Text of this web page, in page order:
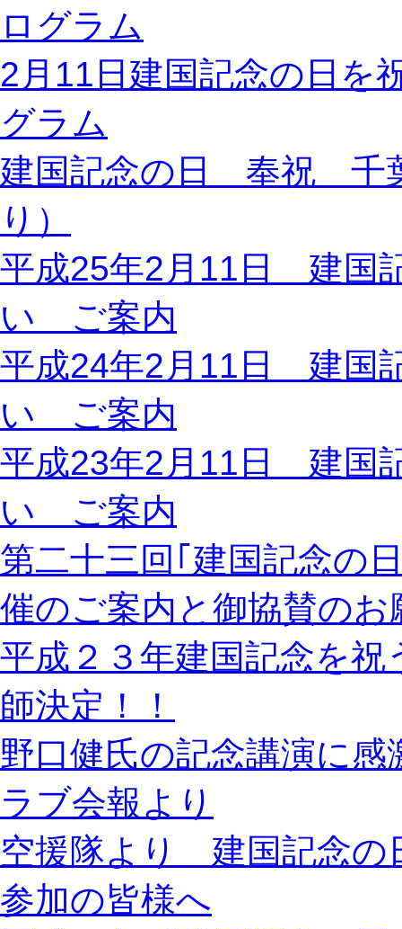
ログラム
2月11日建国記念の日
グラム
建国記念の日 奉祝 千
り）
平成25年2月11日 建国
い ご案内
平成24年2月11日 建国
い ご案内
平成23年2月11日 建国
い ご案内
第二十三回｢建国記念の
催のご案内と御協賛の
平成２３年建国記念を
師決定！！
野口健氏の記念講演に
ラブ会報より
空援隊より 建国記念
参加の皆様へ